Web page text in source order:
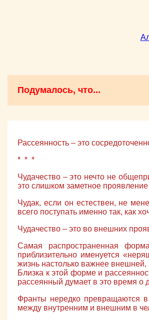
Подумалось, что...
Рассеянность – это
* * *
Чудачество – это нечто не
это слишком заметное
Чудак, если он естествен, не
всего поступать именно так, как
Чудачество – это во внешних
Самая распространенная
приблизительно именуется
жизнь настолько важнее внешней,
Близка к этой форме и
рассеянный думает в это время о
Франты нередко превращаются в
между внутренним и внешним в